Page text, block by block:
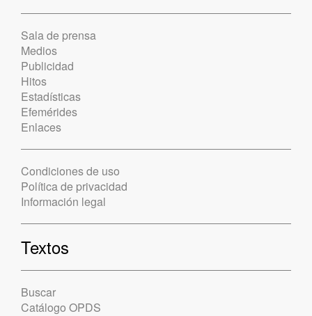
Sala de prensa
Medios
Publicidad
Hitos
Estadísticas
Efemérides
Enlaces
Condiciones de uso
Política de privacidad
Información legal
Textos
Buscar
Catálogo OPDS